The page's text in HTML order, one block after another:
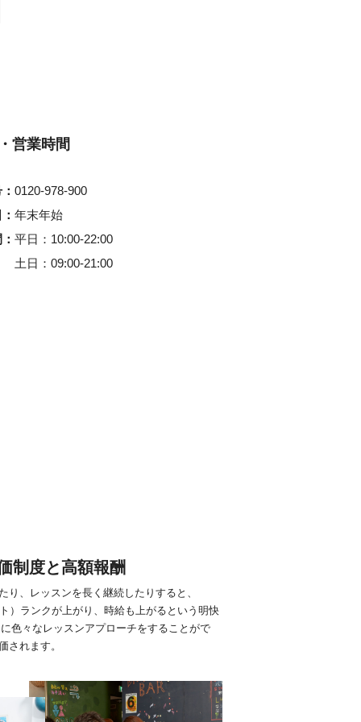
営業時間
0120-978-900
年末年始
平日
10:00-22:00
土日
09:00-21:00
制度と高額報酬
り、レッスンを長く継続したりすると、
）ランクが上がり、時給も上がるという明快
色々なレッスンアプローチをすることがで
されます。